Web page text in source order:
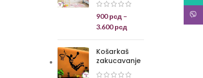
900рсд –
3.600рсд
Košarkaš
zakucavanje
Viber